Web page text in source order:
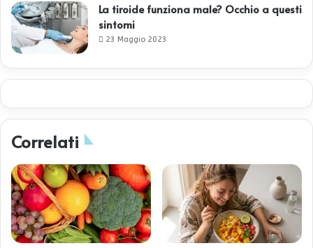
La tiroide funziona male? Occhio a questi
sintomi
23 Maggio 2023
Correlati